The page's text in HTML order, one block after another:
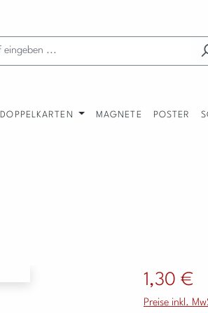
DOPPELKARTEN MAGNETE POSTER
Regulärer
1,30 €
Preise inkl.